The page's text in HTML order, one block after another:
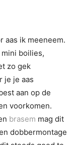
aas ik meeneem.
mini boilies,
zo gek
je je aas
aan op de
voorkomen.
brasem mag dit
dobbermontage